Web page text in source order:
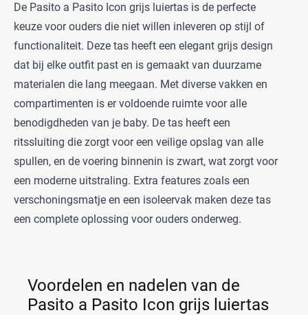
De Pasito a Pasito Icon grijs luiertas is de perfecte
keuze voor ouders die niet willen inleveren op stijl of
functionaliteit. Deze tas heeft een elegant grijs design
dat bij elke outfit past en is gemaakt van duurzame
materialen die lang meegaan. Met diverse vakken en
compartimenten is er voldoende ruimte voor alle
benodigdheden van je baby. De tas heeft een
ritssluiting die zorgt voor een veilige opslag van alle
spullen, en de voering binnenin is zwart, wat zorgt voor
een moderne uitstraling. Extra features zoals een
verschoningsmatje en een isoleervak maken deze tas
een complete oplossing voor ouders onderweg.
Voordelen en nadelen van de
Pasito a Pasito Icon grijs luiertas